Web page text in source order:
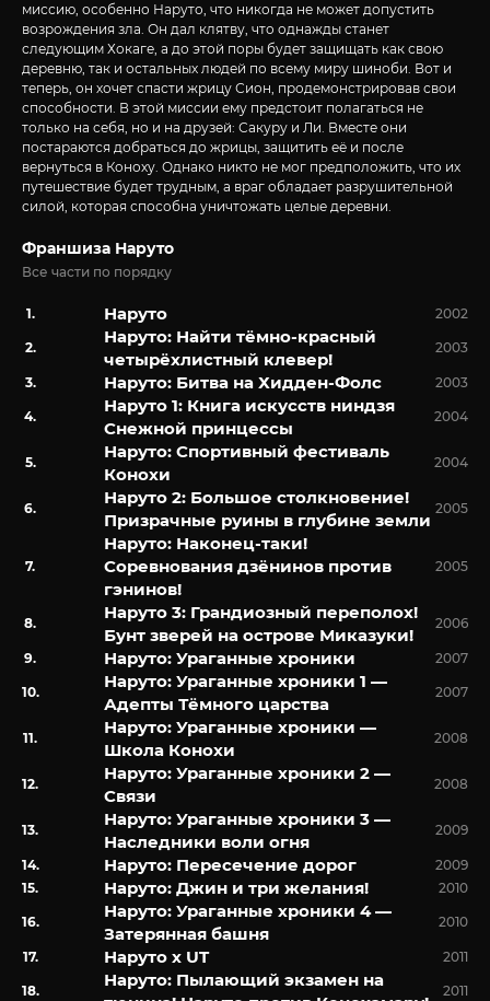
миссию, особенно Наруто, что никогда не может допустить
возрождения зла. Он дал клятву, что однажды станет
следующим Хокаге, а до этой поры будет защищать как свою
деревню, так и остальных людей по всему миру шиноби. Вот и
теперь, он хочет спасти жрицу Сион, продемонстрировав свои
способности. В этой миссии ему предстоит полагаться не
только на себя, но и на друзей: Сакуру и Ли. Вместе они
постараются добраться до жрицы, защитить её и после
вернуться в Коноху. Однако никто не мог предположить, что их
путешествие будет трудным, а враг обладает разрушительной
силой, которая способна уничтожать целые деревни.
Франшиза Наруто
Все части по порядку
Наруто 2002
Наруто: Найти тёмно-красный
четырёхлистный клевер!
2003
Наруто: Битва на Хидден-Фолс 2003
Наруто 1: Книга искусств ниндзя
Снежной принцессы
2004
Наруто: Спортивный фестиваль
Конохи
2004
Наруто 2: Большое столкновение!
Призрачные руины в глубине земли
2005
Наруто: Наконец-таки!
Соревнования дзёнинов против
гэнинов!
2005
Наруто 3: Грандиозный переполох!
Бунт зверей на острове Миказуки!
2006
Наруто: Ураганные хроники 2007
Наруто: Ураганные хроники 1 —
Адепты Тёмного царства
2007
Наруто: Ураганные хроники —
Школа Конохи
2008
Наруто: Ураганные хроники 2 —
Связи
2008
Наруто: Ураганные хроники 3 —
Наследники воли огня
2009
Наруто: Пересечение дорог 2009
Наруто: Джин и три желания! 2010
Наруто: Ураганные хроники 4 —
Затерянная башня
2010
Наруто х UT 2011
Наруто: Пылающий экзамен на
2011